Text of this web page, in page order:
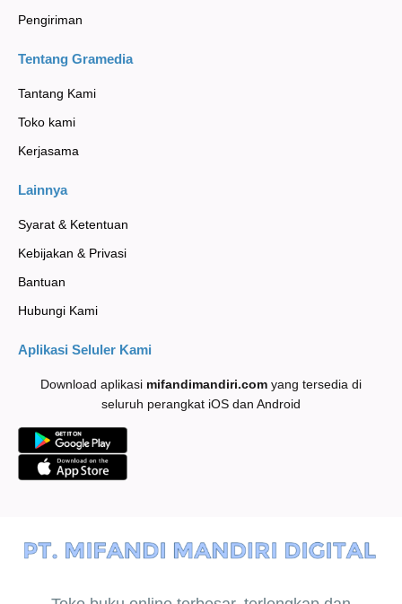
Pengiriman
Tentang Gramedia
Tantang Kami
Toko kami
Kerjasama
Lainnya
Syarat & Ketentuan
Kebijakan & Privasi
Bantuan
Hubungi Kami
Aplikasi Seluler Kami
Download aplikasi mifandimandiri.com yang tersedia di
seluruh perangkat iOS dan Android